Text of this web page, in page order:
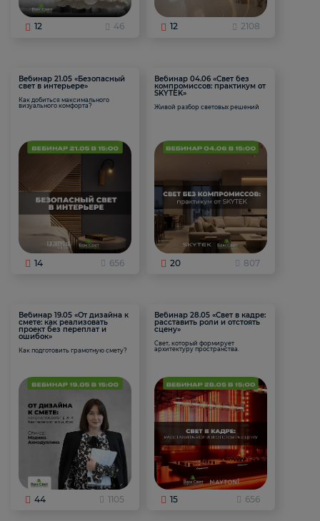
12 46 12 2108
Вебинар 21.05 «Безопасный
свет в интерьере»
Как добиться максимального
визуального комфорта?
14 656
Вебинар 04.06 «Свет без
компромиссов: практикум от
SKYTEK»
Живой разбор световых решений
20 807
Вебинар 19.05 «От дизайна к
смете: как реализовать
проект без переплат и
ошибок»
Как подготовить грамотную смету?
44 1105
Вебинар 28.05 «Свет в кадре:
расставить роли и отстоять
сцену»
Свет, который формирует
архитектуру пространства.
15 656